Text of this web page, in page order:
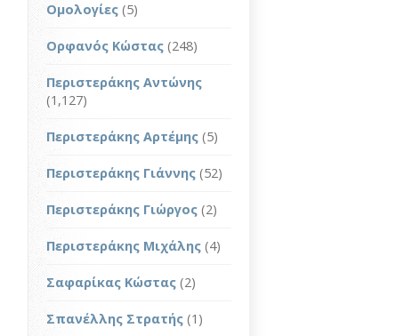
Ομολογίες (5)
Ορφανός Κώστας (248)
Περιστεράκης Αντώνης
(1,127)
Περιστεράκης Αρτέμης (5)
Περιστεράκης Γιάννης (52)
Περιστεράκης Γιώργος (2)
Περιστεράκης Μιχάλης (4)
Σαφαρίκας Κώστας (2)
Σπανέλλης Στρατής (1)